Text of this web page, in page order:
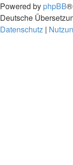
Powered by phpBB®
Deutsche
Datenschutz |